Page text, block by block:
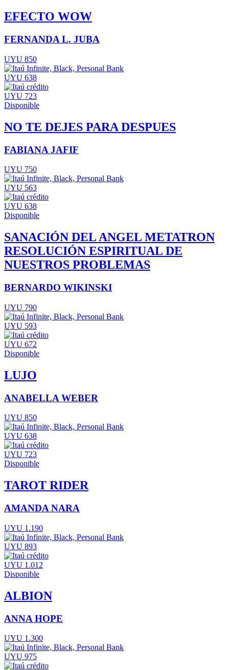
EFECTO WOW
FERNANDA L. JUBA
UYU 850
UYU 638
UYU 723
Disponible
NO TE DEJES PARA DESPUES
FABIANA JAFIF
UYU 750
UYU 563
UYU 638
Disponible
SANACIÓN DEL ANGEL METATRON
RESOLUCIÓN ESPIRITUAL DE
NUESTROS PROBLEMAS
BERNARDO WIKINSKI
UYU 790
UYU 593
UYU 672
Disponible
LUJO
ANABELLA WEBER
UYU 850
UYU 638
UYU 723
Disponible
TAROT RIDER
AMANDA NARA
UYU 1.190
UYU 893
UYU 1.012
Disponible
ALBION
ANNA HOPE
UYU 1.300
UYU 975